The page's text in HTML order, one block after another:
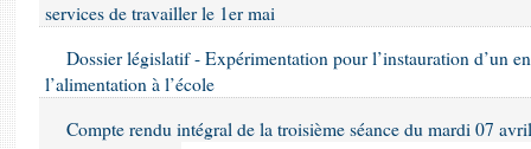
Budget et sécurité sociale
Comptes rendus des débats
services de travailler le 1er mai
Dossier législatif - Expérimentation pour l’instauration d’un
l’alimentation à l’école
Compte rendu intégral de la troisième séance du mardi 07